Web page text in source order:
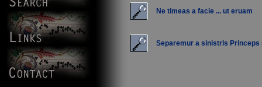
Ne timeas a facie ... ut eruam
Separemur a sinistrls Princeps